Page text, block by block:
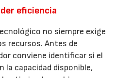
eficiencia
no siempre exige
recursos. Antes de
conviene identificar si el
la capacidad disponible,